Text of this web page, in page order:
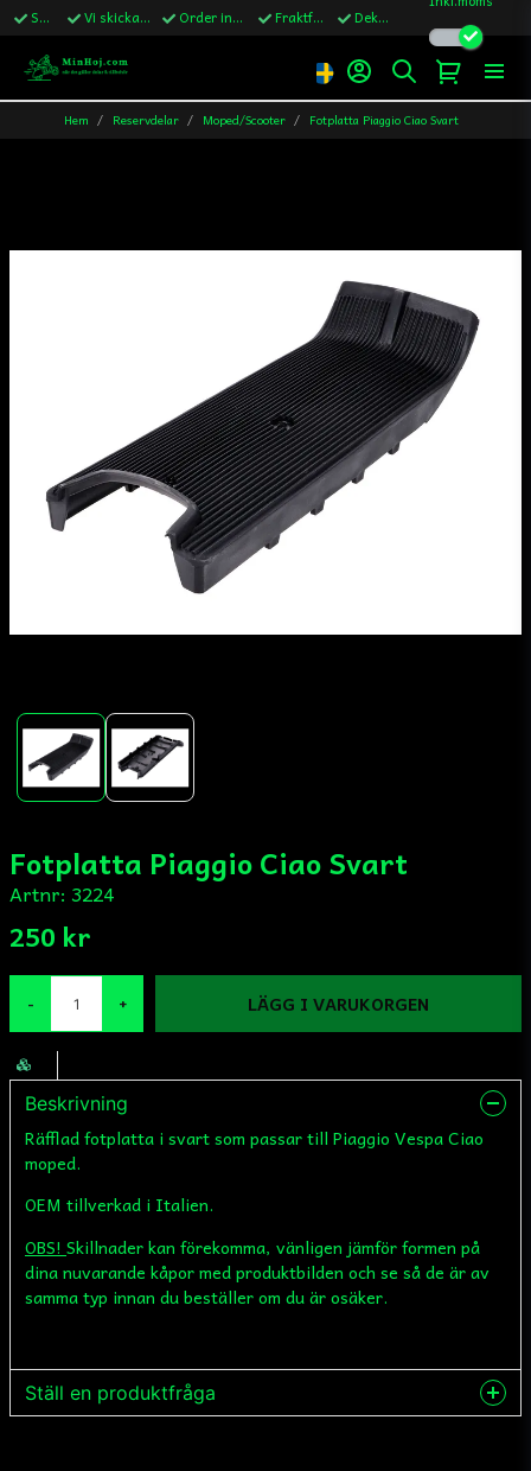
Snabba leveranser Vi skickar till Sverige,Danmark & Finland Order innan kl.13 skickas samma vardag Fraktfritt över 1200kr till Sverige Dekaler ingår i alla ordrar
Hem Reservdelar Moped/Scooter Fotplatta Piaggio Ciao Svart
Fotplatta Piaggio Ciao Svart
Artnr: 3224
250 kr
- + LÄGG I VARUKORGEN
Beskrivning
Räfflad fotplatta i svart som passar till Piaggio Vespa Ciao
moped.
OEM tillverkad i Italien.
OBS! Skillnader kan förekomma, vänligen jämför formen på
dina nuvarande kåpor med produktbilden och se så de är av
samma typ innan du beställer om du är osäker.
Ställ en produktfråga